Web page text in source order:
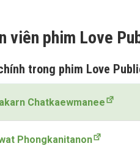
viên phim Love
trong phim Love
Chatkaewmanee
Phongkanitanon